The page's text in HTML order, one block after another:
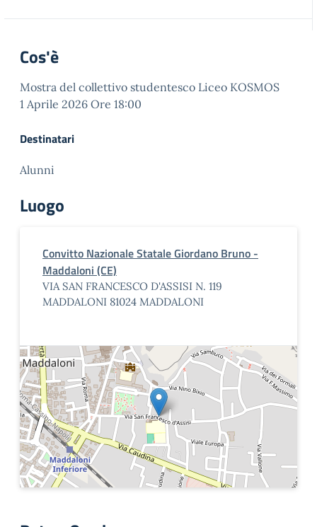
Cos'è
Mostra del collettivo studentesco Liceo KOSMOS
1 Aprile 2026 Ore 18:00
Destinatari
Alunni
Luogo
Convitto Nazionale Statale Giordano Bruno -
Maddaloni (CE)
VIA SAN FRANCESCO D'ASSISI N. 119
MADDALONI 81024 MADDALONI